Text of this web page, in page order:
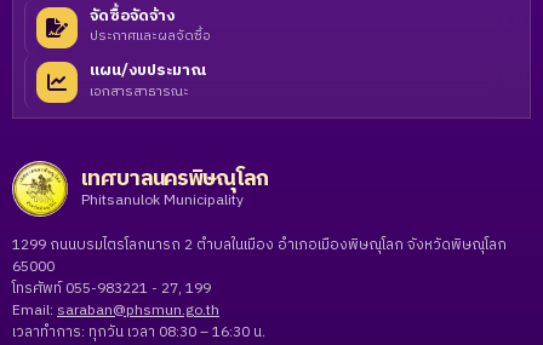
จัดซื้อจัดจ้าง
ประกาศและผลจัดซื้อ
แผน/งบประมาณ
เอกสารสาธารณะ
เทศบาลนครพิษณุโลก
Phitsanulok Municipality
1299 ถนนบรมไตรโลกนารถ 2 ตำบลในเมือง อำเภอเมืองพิษณุโลก จังหวัดพิษณุโลก
65000
โทรศัพท์ 055-983221 - 27, 199
Email: saraban@phsmun.go.th
เวลาทำการ: ทุกวัน เวลา 08:30 – 16:30 น.